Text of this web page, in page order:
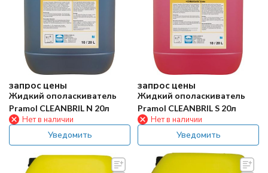
запрос цены
Жидкий ополаскиватель
Pramol CLEANBRIL N 20л
Нет в наличии
Уведомить
запрос цены
Жидкий ополаскиватель
Pramol CLEANBRIL S 20л
Нет в наличии
Уведомить